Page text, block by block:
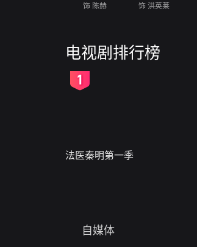
饰 陈赫 饰 洪英莱
电视剧排行榜
法医秦明第一季
自媒体